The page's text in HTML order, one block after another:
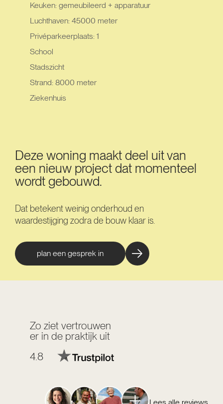
Keuken: gemeubileerd + apparatuur
Luchthaven: 45000 meter
Privéparkeerplaats: 1
School
Stadszicht
Strand: 8000 meter
Ziekenhuis
Deze woning maakt deel uit van
een nieuw project dat momenteel
wordt gebouwd.
Dat betekent weinig onderhoud en
waardestijging zodra de bouw klaar is.
plan een gesprek in
Zo ziet vertrouwen
er in de praktijk uit
4.8